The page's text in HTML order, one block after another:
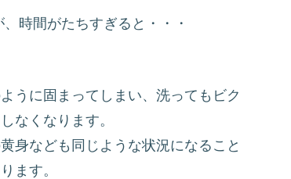
時間がたちすぎると・・・
うに固まってしまい、洗ってもビク
なくなります。
身なども同じような状況になること
ます。